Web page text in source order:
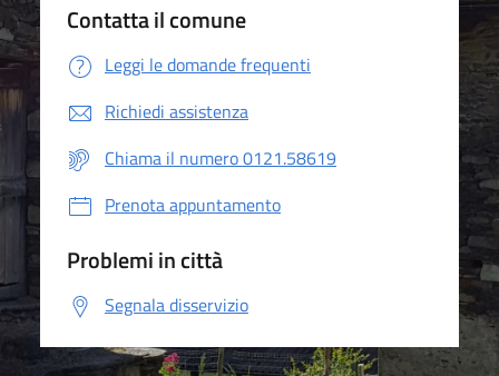
Contatta il comune
Leggi le domande frequenti
Richiedi assistenza
Chiama il numero 0121.58619
Prenota appuntamento
Problemi in città
Segnala disservizio